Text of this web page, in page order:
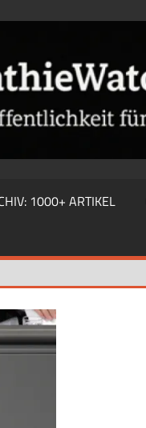
1000+ ARTIKEL